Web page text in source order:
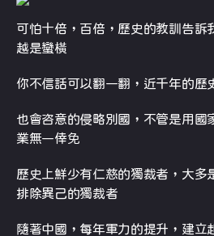
可怕十倍，百倍，歷史的教訓告訴
越是蠻橫
你不信話可以翻一翻，近千年的歷
也會咨意的侵略別國，不管是用國
業無一倖免
歷史上鮮少有仁慈的獨裁者，大多
排除異己的獨裁者
隨著中國，每年軍力的提升，建立